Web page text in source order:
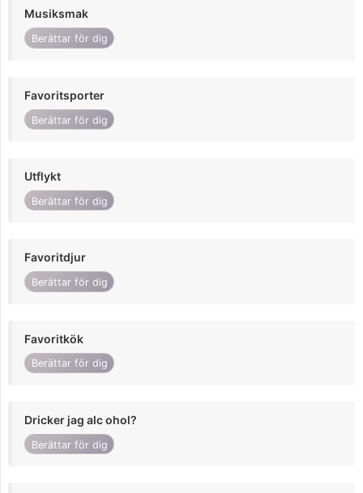
Musiksmak
Berättar för dig
Favoritsporter
Berättar för dig
Utflykt
Berättar för dig
Favoritdjur
Berättar för dig
Favoritkök
Berättar för dig
Dricker jag alc ohol?
Berättar för dig